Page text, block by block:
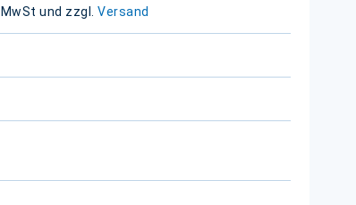
und zzgl.Versand